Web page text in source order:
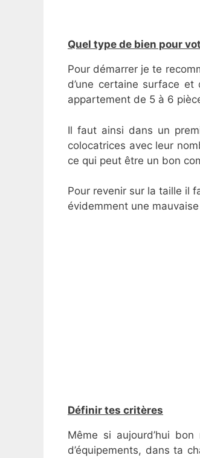
Quel type de bien pour
Pour démarrer je te
d’une certaine surface
appartement de 5 à 6
Il faut ainsi dans un
colocatrices avec leur
ce qui peut être un bon
Pour revenir sur la taille il
évidemment une
Définir tes critères
Même si aujourd’hui
d’équipements, dans ta